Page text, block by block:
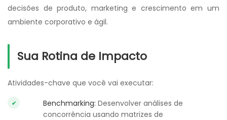
decisões de produto, marketing e crescimento em um
ambiente corporativo e ágil.
Sua Rotina de Impacto
Atividades-chave que você vai executar:
Benchmarking: Desenvolver análises de
concorrência usando matrizes de